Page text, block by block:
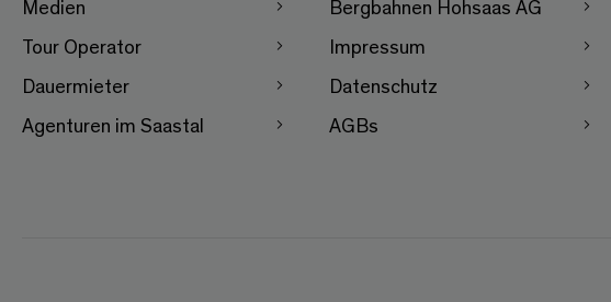
Medien
Tour Operator
Dauermieter
Agenturen im Saastal
Bergbahnen Hohsaas AG
Impressum
Datenschutz
AGBs